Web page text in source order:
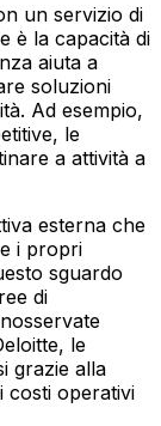
un servizio di
è la capacità di
aiuta a
soluzioni
Ad esempio,
le
a attività a
esterna che
i propri
sguardo
di
le
grazie alla
costi operativi